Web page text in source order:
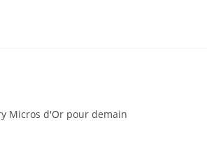
Micros d'Or pour demain